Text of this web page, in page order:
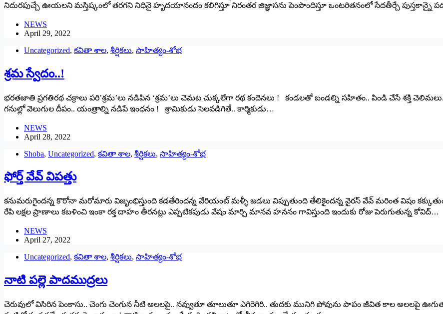
నిదురపుచ్చే ఊయలని మస్తిష్కంలో తరగని నిధినై హృదయానందం కలిగిస్తూ నిరంతర జిజ్ఞాసను పెంపొందిస్తూ ఒంటరితనంలో సేదతీర్చే పుస్తకాన్నై
NEWS
April 29, 2022
Uncategorized, కవితా శాల, శీర్షికలు, సాహిత్యం-శోభ
శ్రమ స్వేదం..!
భరతజాతి ప్రగతిరథ చక్రాలు పరి’శ్రమ’లు నడిపిన ‘శ్రమ’లు చెమట చుక్కలేగా రథ కందెనలు ! కండలతో బండల్ని సహితం.. పిండి చేసే శక్తి
గనుల్లో వెలుగుల దీపం.. యంత్రాల్ని నడిపే ఇంధనం ! శ్రామికుడు సెలవడిగితే.. కార్మికుడు…
NEWS
April 28, 2022
Shoba, Uncategorized, కవితా శాల, శీర్షికలు, సాహిత్యం-శోభ
ఫోర్త్ ‌వేవ్‌ ‌విపత్తు
కనుమరుగైందన్న కొరోనా మరోమారు విజృంభిస్తుంది కడతేరిందన్న వేరియంట్‌ ‌మళ్ళీ జడలు విప్పుతుంది తేలికైందన్న వైరస్‌ ‌వేవ్‌ ‌మరింత విషం
రేపి లక్షల ప్రాణాలు కబళించి ఇంకా రక్త దాహం తీరనట్లు ఎప్పటికపుడు వేషం మార్చి మానవ హననం గావిస్తుంది ఇందుకు రోజు పెరుగుతున్న కోవిద్‌…
NEWS
April 27, 2022
Uncategorized, కవితా శాల, శీర్షికలు, సాహిత్యం-శోభ
‌నాటి పల్లె పాదముద్రలు
చెరువులో విసిరిన పెంకాసు.. చెంగు చెంగున నీటి అలలపై.. నవ్వుతూ తూలుతూ ఎగిరెగిరి.. తుదకు మునిగి పోవును పాపం జీవిత కాల అలలపై